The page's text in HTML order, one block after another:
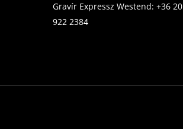
Gravír Expressz Westend:+36 20
922 2384